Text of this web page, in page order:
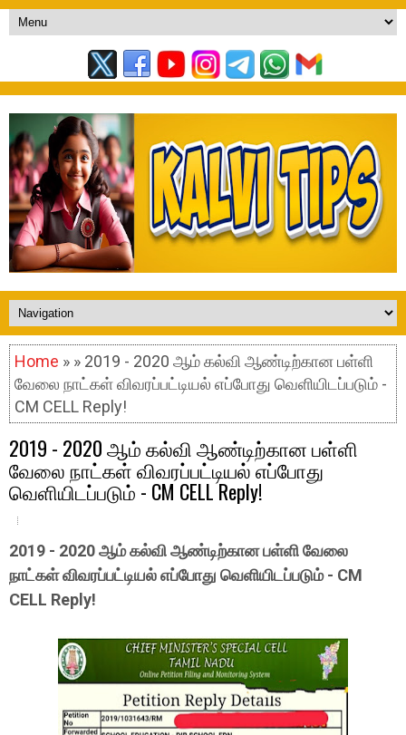
Home » » 2019 - 2020 ஆம் கல்வி ஆண்டிற்கான பள்ளி
வேலை நாட்கள் விவரப்பட்டியல் எப்போது வெளியிடப்படும் -
CM CELL Reply!
2019 - 2020 ஆம் கல்வி ஆண்டிற்கான பள்ளி
வேலை நாட்கள் விவரப்பட்டியல் எப்போது
வெளியிடப்படும் - CM CELL Reply!
2019 - 2020 ஆம் கல்வி ஆண்டிற்கான பள்ளி வேலை
நாட்கள் விவரப்பட்டியல் எப்போது வெளியிடப்படும் - CM
CELL Reply!